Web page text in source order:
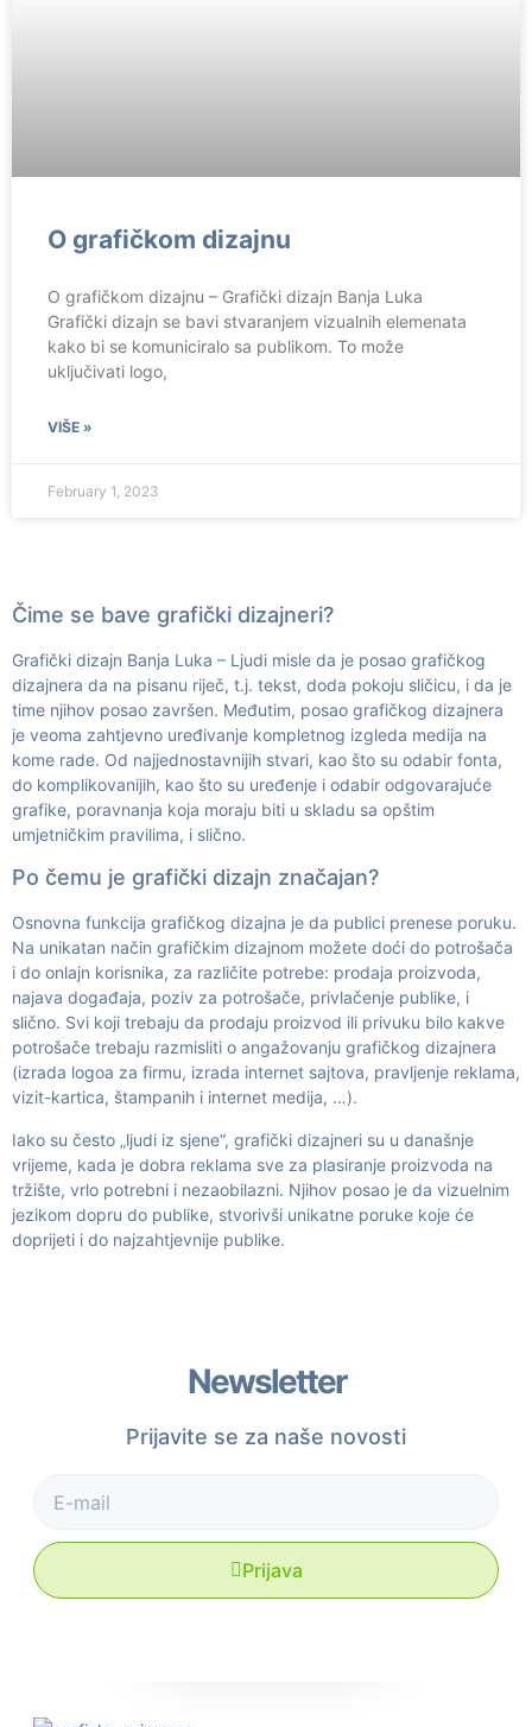
O grafičkom dizajnu
O grafičkom dizajnu – Grafički dizajn Banja Luka
Grafički dizajn se bavi stvaranjem vizualnih elemenata
kako bi se komuniciralo sa publikom. To može
uključivati logo,
VIŠE »
February 1, 2023
Čime se bave grafički dizajneri?
Grafički dizajn Banja Luka – Ljudi misle da je posao grafičkog
dizajnera da na pisanu riječ, t.j. tekst, doda pokoju sličicu, i da je
time njihov posao završen. Međutim, posao grafičkog dizajnera
je veoma zahtjevno uređivanje kompletnog izgleda medija na
kome rade. Od najjednostavnijih stvari, kao što su odabir fonta,
do komplikovanijih, kao što su uređenje i odabir odgovarajuće
grafike, poravnanja koja moraju biti u skladu sa opštim
umjetničkim pravilima, i slično.
Po čemu je grafički dizajn značajan?
Osnovna funkcija grafičkog dizajna je da publici prenese poruku.
Na unikatan način grafičkim dizajnom možete doći do potrošača
i do onlajn korisnika, za različite potrebe: prodaja proizvoda,
najava događaja, poziv za potrošače, privlačenje publike, i
slično. Svi koji trebaju da prodaju proizvod ili privuku bilo kakve
potrošače trebaju razmisliti o angažovanju grafičkog dizajnera
(izrada logoa za firmu, izrada internet sajtova, pravljenje reklama,
vizit-kartica, štampanih i internet medija, …).
Iako su često „ljudi iz sjene“, grafički dizajneri su u današnje
vrijeme, kada je dobra reklama sve za plasiranje proizvoda na
tržište, vrlo potrebni i nezaobilazni. Njihov posao je da vizuelnim
jezikom dopru do publike, stvorivši unikatne poruke koje će
doprijeti i do najzahtjevnije publike.
Newsletter
Prijavite se za naše novosti
Prijava